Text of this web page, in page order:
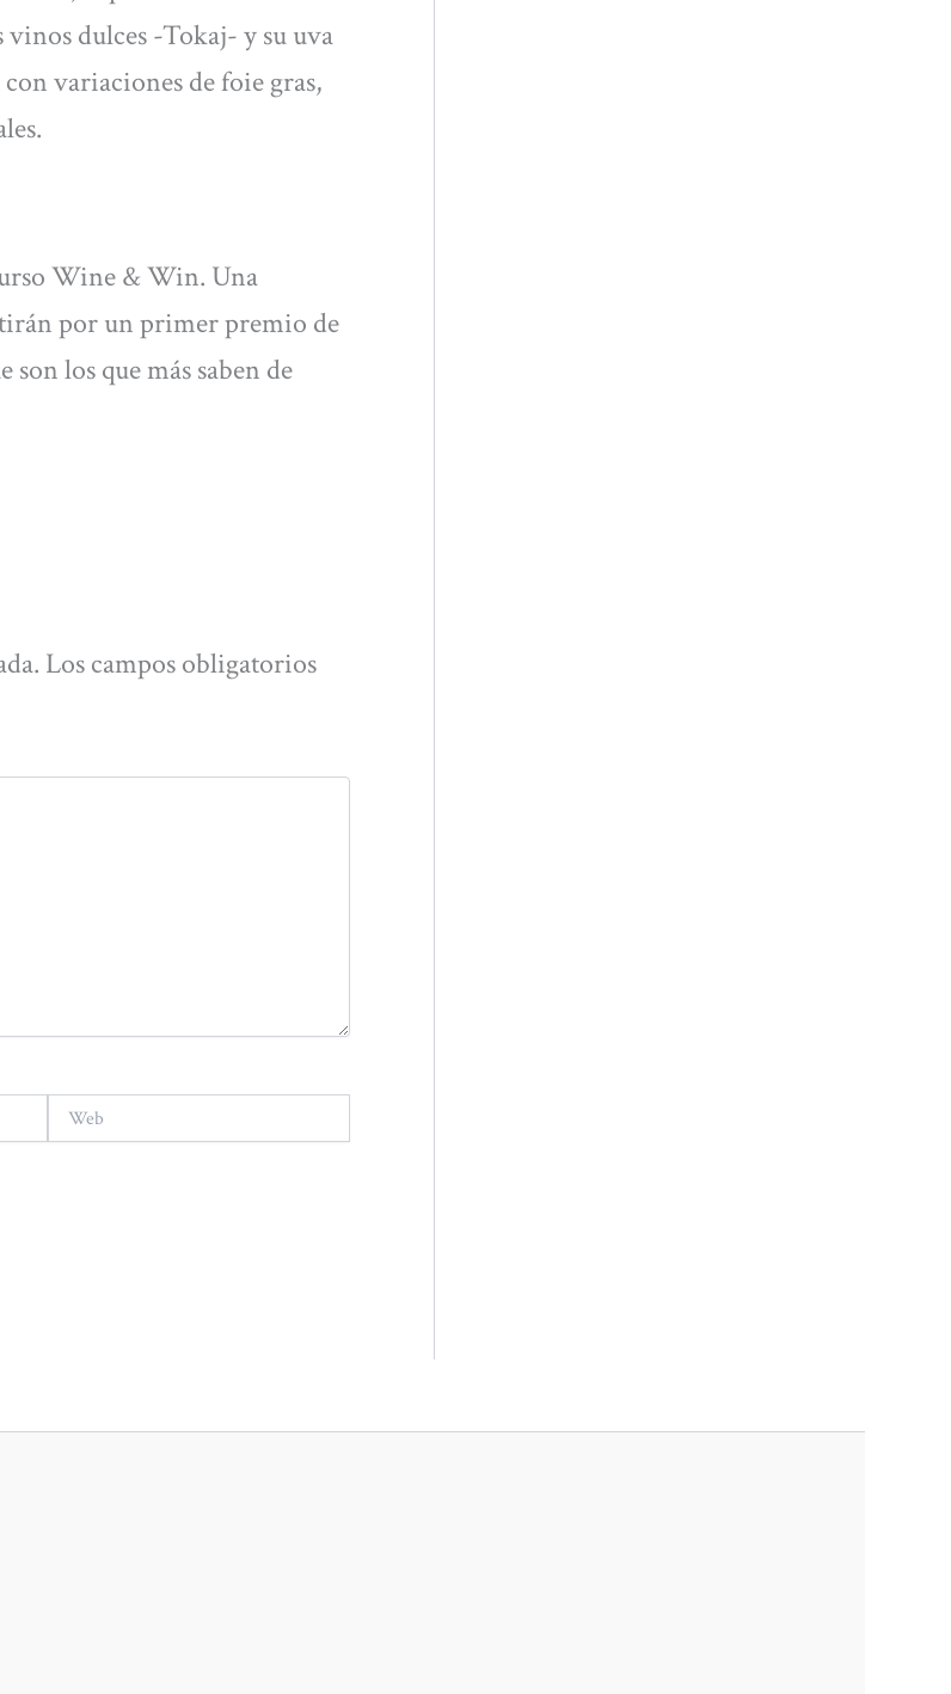
dulces -Tokaj- y su uva
variaciones de foie gras,
Wine & Win. Una
por un primer premio de
los que más saben de
Los campos obligatorios